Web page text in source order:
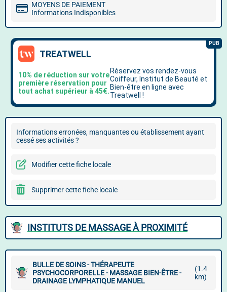
MOYENS DE PAIEMENT
Informations Indisponibles
Informations erronées, manquantes ou établissement ayant
cessé ses activités ?
Modifier cette fiche locale
Supprimer cette fiche locale
INSTITUTS DE MASSAGE À PROXIMITÉ
BULLE DE SOINS - THÉRAPEUTE
PSYCHOCORPORELLE - MASSAGE BIEN-ÊTRE -
DRAINAGE LYMPHATIQUE MANUEL
(1.4
km)